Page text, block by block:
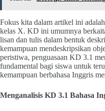
Fokus kita dalam artikel ini
kelas X. KD ini umumnya
lisan dan tulis dalam bentuk
kemampuan mendeskripsikan
peristiwa, penguasaan KD 3.1
fundamental bagi siswa untuk
kemampuan berbahasa Inggris
Menganalisis KD 3.1 Bahasa